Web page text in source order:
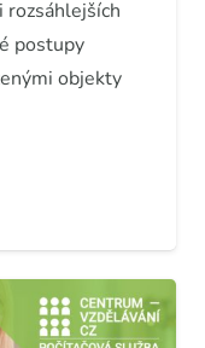
rozsáhlejších
postupy
objekty